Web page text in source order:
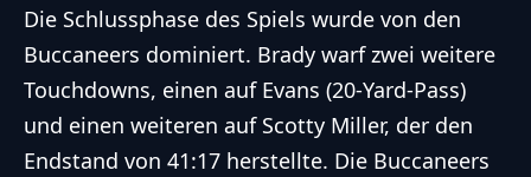
Die Schlussphase des Spiels wurde von den
Buccaneers dominiert. Brady warf zwei weitere
Touchdowns, einen auf Evans (20-Yard-Pass)
und einen weiteren auf Scotty Miller, der den
Endstand von 41:17 herstellte. Die Buccaneers